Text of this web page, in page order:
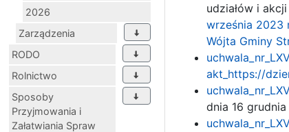
2026
Zarządzenia
RODO
Rolnictwo
Sposoby
Przyjmowania i
Załatwiania Spraw
udziałów i
września 2023
Wójta Gminy
akt_ https://
dnia 16